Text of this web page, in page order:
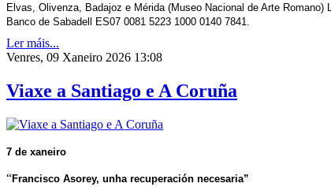
Elvas, Olivenza, Badajoz e Mérida (Museo Nacional de Arte Romano)
Banco de Sabadell ES07 0081 5223 1000 0140 7841.
Ler máis...
Venres, 09 Xaneiro 2026 13:08
Viaxe a Santiago e A Coruña
7 de xaneiro
“Francisco Asorey, unha recuperación necesaria”